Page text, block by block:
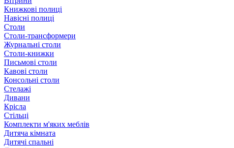
Книжкові полиці
Навісні полиці
Столи
Столи-трансформери
Журнальні столи
Столи-книжки
Письмові столи
Кавові столи
Консольні столи
Стелажі
Дивани
Крісла
Стільці
Комплекти м'яких меблів
Дитяча кімната
Дитячі спальні